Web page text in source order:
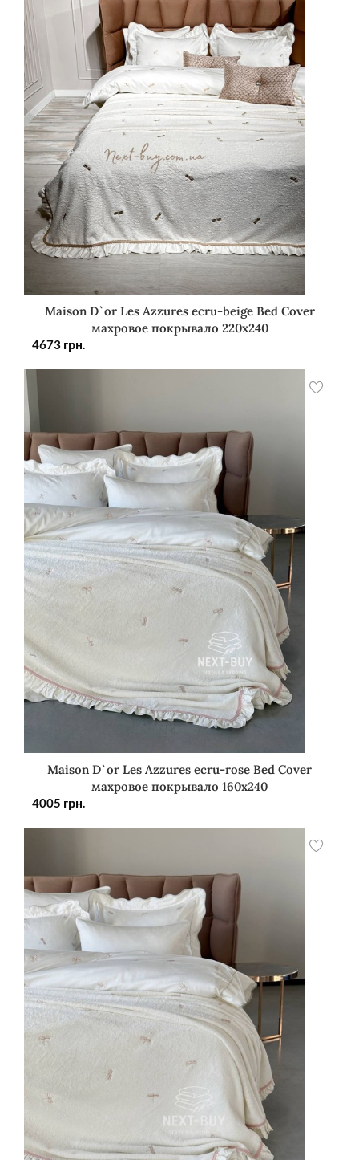
Maison D`or Les Azzures ecru-beige Bed Cover
махровое покрывало 220х240
4673 грн.
Maison D`or Les Azzures ecru-rose Bed Cover
махровое покрывало 160х240
4005 грн.